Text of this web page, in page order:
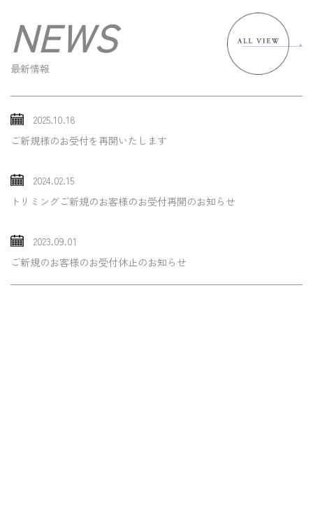
NEWS
最新情報
2025.10.18
ご新規様のお受付を再開いたします
2024.02.15
トリミングご新規のお客様のお受付再開のお知らせ
2023.09.01
ご新規のお客様のお受付休止のお知らせ